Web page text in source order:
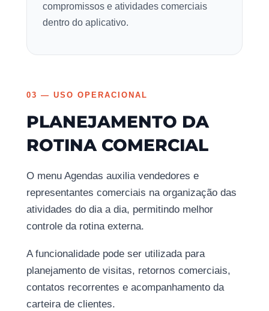
compromissos e atividades comerciais
dentro do aplicativo.
03 — USO OPERACIONAL
PLANEJAMENTO DA
ROTINA COMERCIAL
O menu Agendas auxilia vendedores e
representantes comerciais na organização das
atividades do dia a dia, permitindo melhor
controle da rotina externa.
A funcionalidade pode ser utilizada para
planejamento de visitas, retornos comerciais,
contatos recorrentes e acompanhamento da
carteira de clientes.